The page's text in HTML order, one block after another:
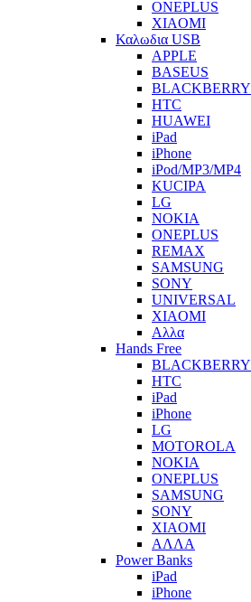
ONEPLUS
XIAOMI
Καλωδια USB
APPLE
BASEUS
BLACKBERRY
HTC
HUAWEI
iPad
iPhone
iPod/MP3/MP4
KUCIPA
LG
NOKIA
ONEPLUS
REMAX
SAMSUNG
SONY
UNIVERSAL
XIAOMI
Αλλα
Hands Free
BLACKBERRY
HTC
iPad
iPhone
LG
MOTOROLA
NOKIA
ONEPLUS
SAMSUNG
SONY
XIAOMI
ΑΛΛΑ
Power Banks
iPad
iPhone